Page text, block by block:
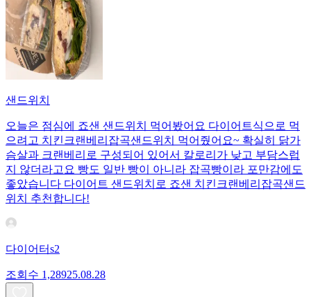
샌드위치
오늘은 점심에 죠샌 샌드위치 먹어봤어요 다이어트식으로 먹
으려고 치킨크랜베리잡곡샌드위치 먹어줬어요~ 확실히 닭가
슴살과 크랜베리로 구성되어 있어서 칼로리가 낮고 부담스럽
지 않더라고요 빵도 일반 빵이 아니라 잡곡빵이라 포만감에도
좋았습니다 다이어트 샌드위치로 죠샌 치킨크랜베리잡곡샌드
위치 추천합니다!
다이어터s2
조회수 1,28925.08.28